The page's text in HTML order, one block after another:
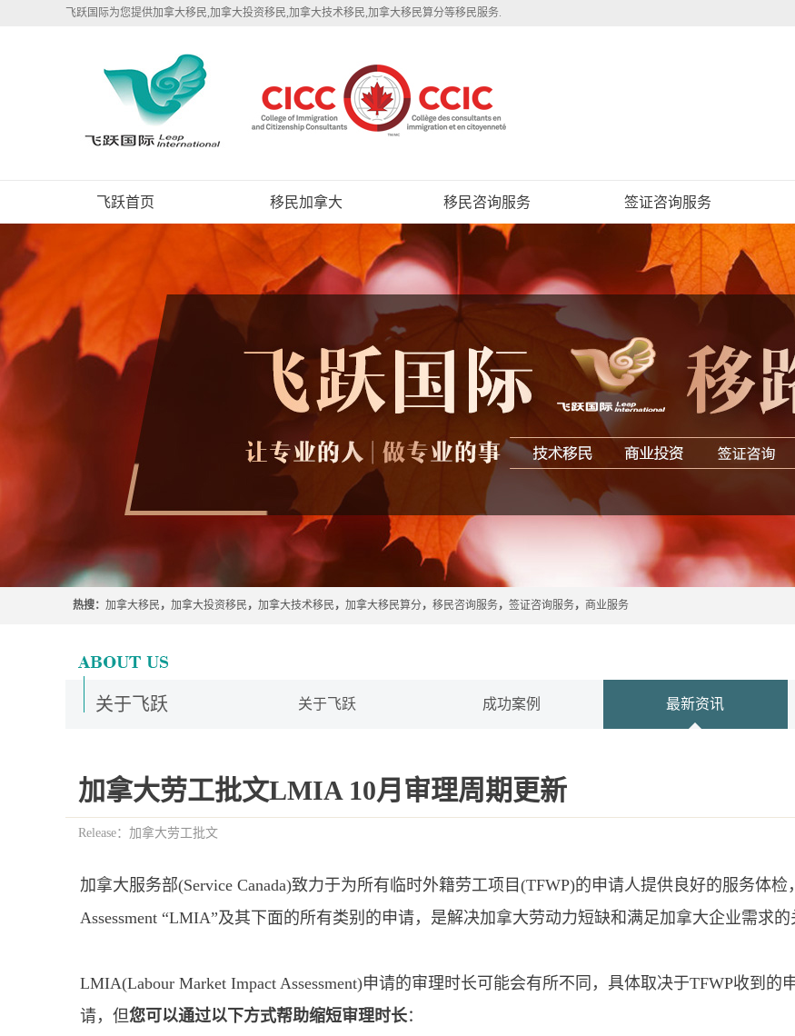
飞跃国际为您提供加拿大移民,加拿大投资移民,加拿大技术移民,加拿大移民算分等移民服务.
飞跃首页 移民加拿大 移民咨询服务 签证咨询服务
热搜： 加拿大移民 ， 加拿大投资移民 ， 加拿大技术移民 ， 加拿大移民算分， 移民咨询服务， 签证咨询服务， 商业服务
关于飞跃 关于飞跃 成功案例 最新资讯
加拿大劳工批文LMIA 10月审理周期更新
Release：加拿大劳工批文
加拿大服务部(Service Canada)致力于为所有临时外籍劳工项目(TFWP)的申请人提供良好的服务体
Assessment “LMIA”及其下面的所有类别的申请，是解决加拿大劳动力短缺和满足加拿大企业需求的
LMIA(Labour Market Impact Assessment)申请的审理时长可能会有所不同，具体取决于TFWP收到
请，但您可以通过以下方式帮助缩短审理时长：